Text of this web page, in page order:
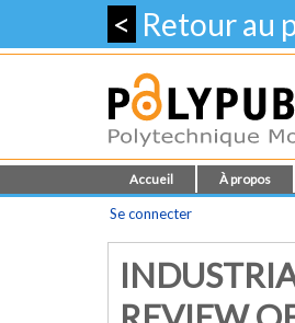
< Retour au
Accueil À propos
Se connecter